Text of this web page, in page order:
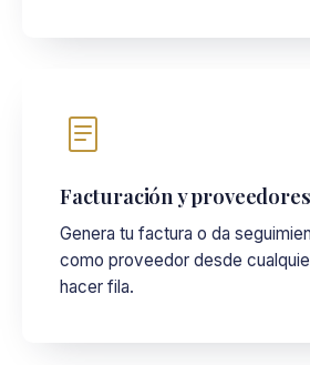
Facturación y
Genera tu factura o da
como proveedor desde
hacer fila.